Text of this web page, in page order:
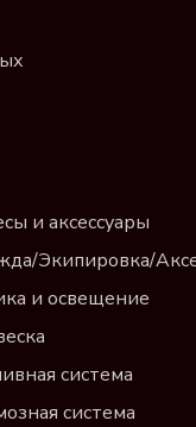
и аксессуары
Экипировка/
и освещение
система
система